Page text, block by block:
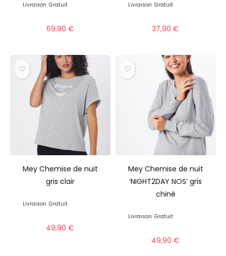
Livraison Gratuit
69,90 €
Livraison Gratuit
37,90€
Mey Chemise de nuit
gris clair
Livraison Gratuit
49,90€
Mey Chemise de nuit
‘NIGHT2DAY NOS’ gris
chiné
Livraison Gratuit
49,90€